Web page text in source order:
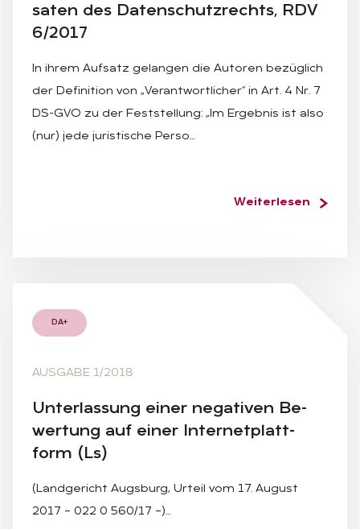
sa­ten des Da­ten­schutz­rechts, RDV
6/2017
In ihrem Aufsatz gelangen die Autoren bezüglich
der Definition von „Verantwortlicher“ in Art. 4 Nr. 7
DS-GVO zu der Feststellung: „Im Ergebnis ist also
(nur) jede juristische Perso…
Weiterlesen
DA+
AUSGABE 1/2018
Un­ter­las­sung ei­ner ne­ga­ti­ven Be­
wer­tung auf ei­ner In­ter­net­platt­
form (Ls)
(Landgericht Augsburg, Urteil vom 17. August
2017 – 022 0 560/17 –)…